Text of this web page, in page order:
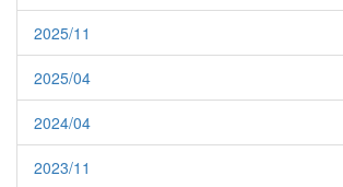
2025/11
2025/04
2024/04
2023/11